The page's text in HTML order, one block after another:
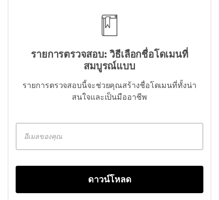
รายการตรวจสอบ: วิธีเลือกชื่อโดเมนที่
สมบูรณ์แบบ
รายการตรวจสอบนี้จะช่วยคุณสร้างชื่อโดเมนที่ทั้งน่า
สนใจและเป็นมืออาชีพ
ดาวน์โหลด